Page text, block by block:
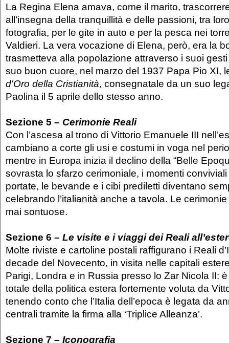
La Regina Elena amava, come il marito,
all’insegna della tranquillità e delle passioni, tra
fotografia, per le gite in auto e per la pesca nei
Valdieri. La vera vocazione di Elena, però, era la
trasmetteva alla popolazione attraverso i suoi
suo buon cuore, nel marzo del 1937 Papa Pio XI,
d'Oro della Cristianità, consegnatale da un suo
Paolina il 5 aprile dello stesso anno.
Sezione 5 – Cerimonie Reali
Con l’ascesa al trono di Vittorio Emanuele III
cambiano a corte gli usi e costumi in voga nel
mentre in Europa inizia il declino della “Belle
sovrasta lo sfarzo cerimoniale, i momenti
portate, le bevande e i cibi prediletti diventano
celebrando l’italianità anche a tavola. Le
mai sontuose.
Sezione 6 – Le visite e i viaggi dei Reali
Molte riviste e cartoline postali raffigurano i Reali
decade del Novecento, in visita nelle capitali
Parigi, Londra e in Russia presso lo Zar Nicola II:
totale della politica estera fortemente voluta da
tenendo conto che l’Italia dell’epoca è legata da
centrali tramite la firma alla ‘Triplice Alleanza’.
Sezione 7 – Iconografia